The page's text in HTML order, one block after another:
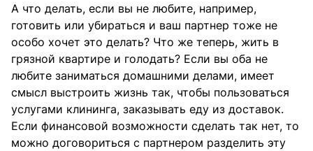
А что делать, если вы не любите, например,
готовить или убираться и ваш партнер тоже не
особо хочет это делать? Что же теперь, жить в
грязной квартире и голодать? Если вы оба не
любите заниматься домашними делами, имеет
смысл выстроить жизнь так, чтобы пользоваться
услугами клининга, заказывать еду из доставок.
Если финансовой возможности сделать так нет, то
можно договориться с партнером разделить эту